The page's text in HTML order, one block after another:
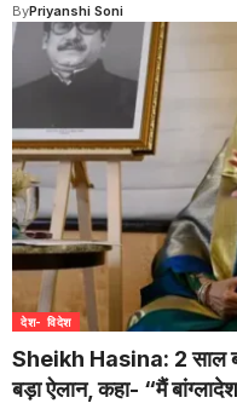
ByPriyanshi Soni
देश- विदेश
Sheikh Hasina: 2 साल
बड़ा ऐलान, कहा- “मैं